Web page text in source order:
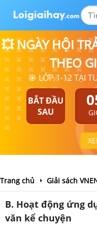
💥 NGÀY HỘI
THEO
🎯 LỚP 1-12 TẠI
BẮT ĐẦU
SAU
Trang chủ Giải sách
B. Hoạt động ứng
văn kể chuyện